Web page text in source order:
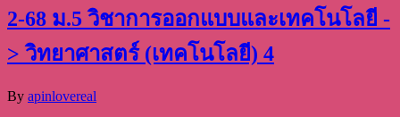
2-68 ม.5 วิชาการออกแบบและเทคโนโลยี -
> วิทยาศาสตร์ (เทคโนโลยี) 4
By apinlovereal